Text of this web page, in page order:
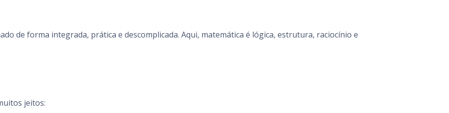
de forma integrada, prática e descomplicada. Aqui, matemática é lógica, estrutura, raciocínio e
jeitos: